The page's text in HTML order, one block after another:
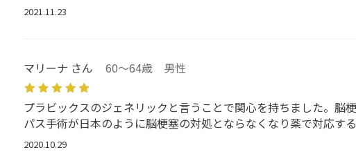
2021.11.23
マリーナ さん 60～64歳 男性
プラビックスのジェネリックと言うことで関心を持ちました。
パス手術が日本のように脳梗塞の対処とならなくなり薬で対応す
2020.10.29